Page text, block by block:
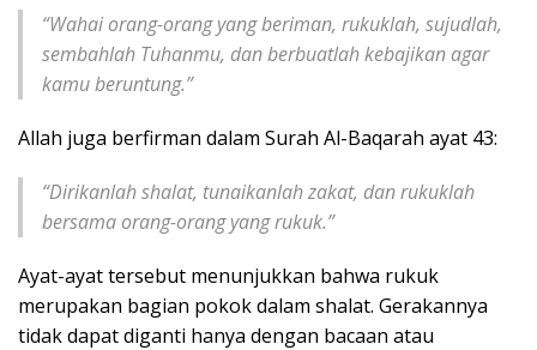
“Wahai orang-orang yang beriman, rukuklah, sujudlah,
sembahlah Tuhanmu, dan berbuatlah kebajikan agar
kamu beruntung.”
Allah juga berfirman dalam Surah Al-Baqarah ayat 43:
“Dirikanlah shalat, tunaikanlah zakat, dan rukuklah
bersama orang-orang yang rukuk.”
Ayat-ayat tersebut menunjukkan bahwa rukuk
merupakan bagian pokok dalam shalat. Gerakannya
tidak dapat diganti hanya dengan bacaan atau